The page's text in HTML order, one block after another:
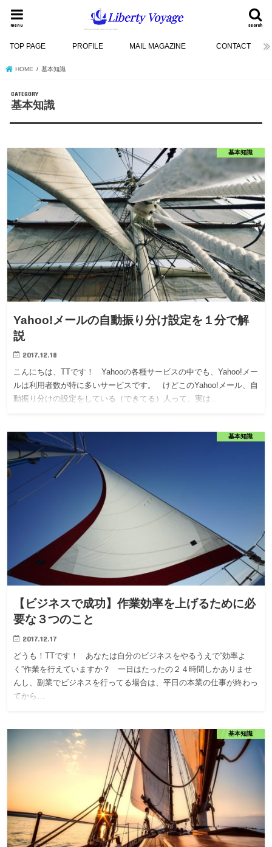
search
menu
TOP PAGE PROFILE MAIL MAGAZINE CONTACT
HOME 基本知識
基本知識
基本知識
Yahoo!メールの自動振り分け設定を１分で解
説
2017.12.18
こんにちは、TTです！ Yahooの各種サービスの中でも、Yahoo!メー
ルは利用者数が特に多いサービスです。 けどこのYahoo!メール、自
動振り分けの設定をしている（できてる）人って、実は…
基本知識
【ビジネスで成功】作業効率を上げるために必
要な３つのこと
2017.12.17
どうも！TTです！ あなたは自分のビジネスをやるうえで“効率よ
く”作業を行えていますか？ 一日はたったの２４時間しかありませ
んし、副業でビジネスを行ってる場合は、平日の本業の仕事が終わっ
てから…
基本知識